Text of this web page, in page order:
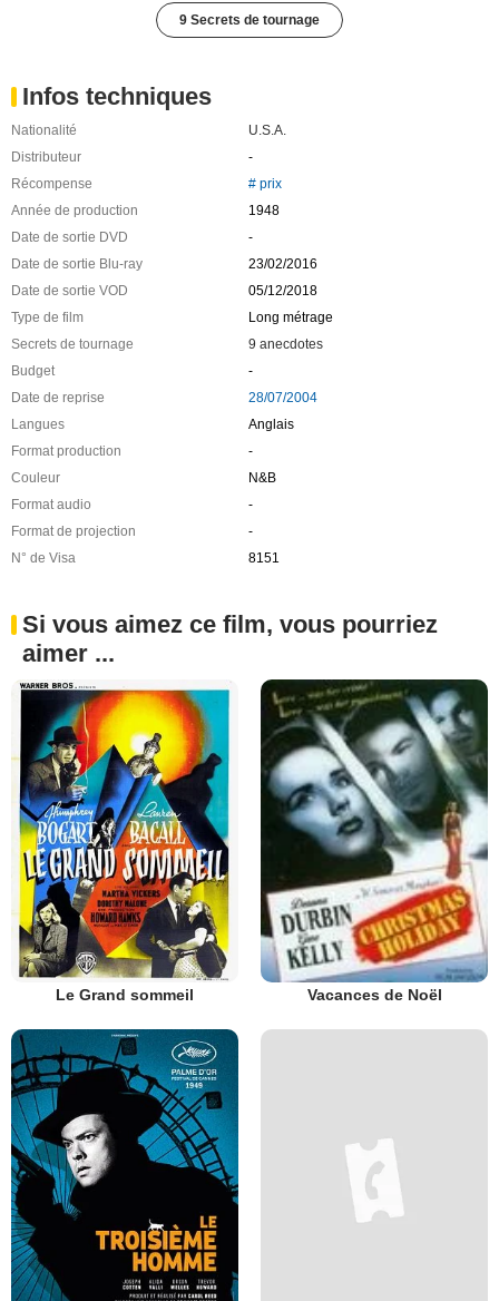
9 Secrets de tournage
Infos techniques
Nationalité
U.S.A.
Distributeur
-
Récompense
# prix
Année de production
1948
Date de sortie DVD
-
Date de sortie Blu-ray
23/02/2016
Date de sortie VOD
05/12/2018
Type de film
Long métrage
Secrets de tournage
9 anecdotes
Budget
-
Date de reprise
28/07/2004
Langues
Anglais
Format production
-
Couleur
N&B
Format audio
-
Format de projection
-
N° de Visa
8151
Si vous aimez ce film, vous pourriez
aimer ...
Le Grand sommeil Vacances de Noël